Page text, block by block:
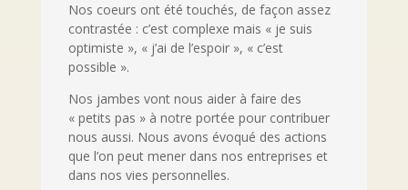
Nos coeurs ont été touchés, de façon assez
contrastée : c’est complexe mais « je suis
optimiste », « j’ai de l’espoir », « c’est
possible ».
Nos jambes vont nous aider à faire des
« petits pas » à notre portée pour contribuer
nous aussi. Nous avons évoqué des actions
que l’on peut mener dans nos entreprises et
dans nos vies personnelles.